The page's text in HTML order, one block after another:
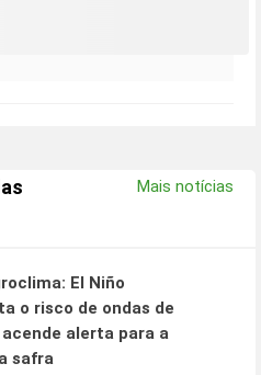
Mais notícias
El Niño
o risco de ondas de
alerta para a
safra